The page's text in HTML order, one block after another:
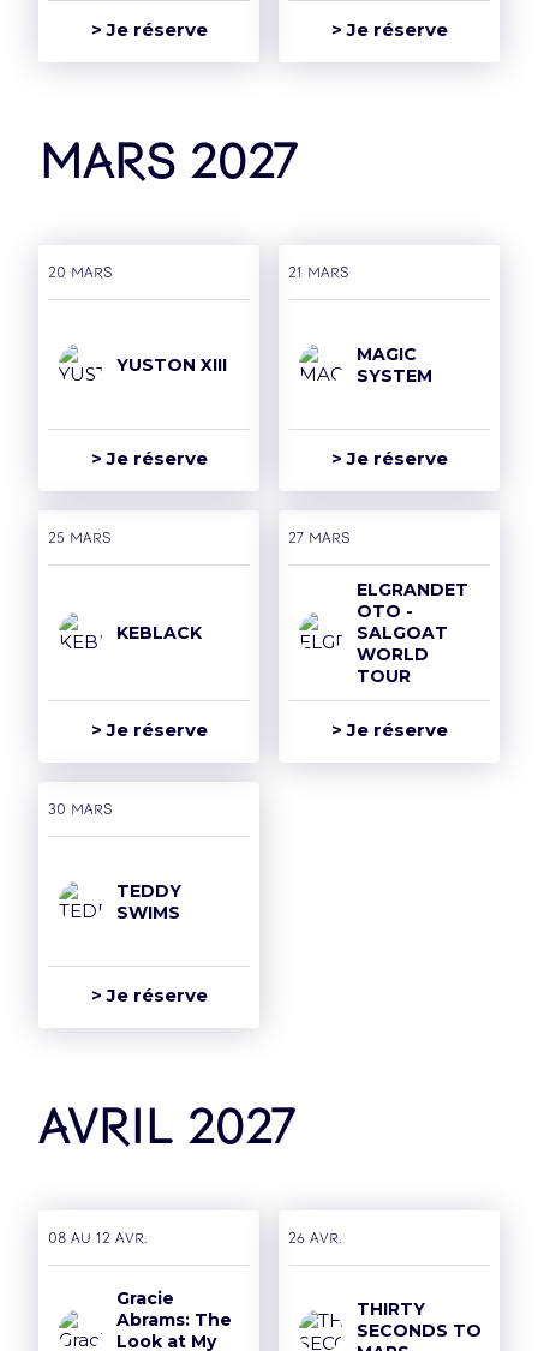
> Je réserve > Je réserve
mars 2027
20 mars
YUSTON XIII
> Je réserve
21 mars
MAGIC
SYSTEM
> Je réserve
25 mars
KEBLACK
> Je réserve
27 mars
ELGRANDET
OTO -
SALGOAT
WORLD
TOUR
> Je réserve
30 mars
TEDDY
SWIMS
> Je réserve
avril 2027
08 AU 12 avr.
Gracie
Abrams: The
Look at My
26 avr.
THIRTY
SECONDS TO